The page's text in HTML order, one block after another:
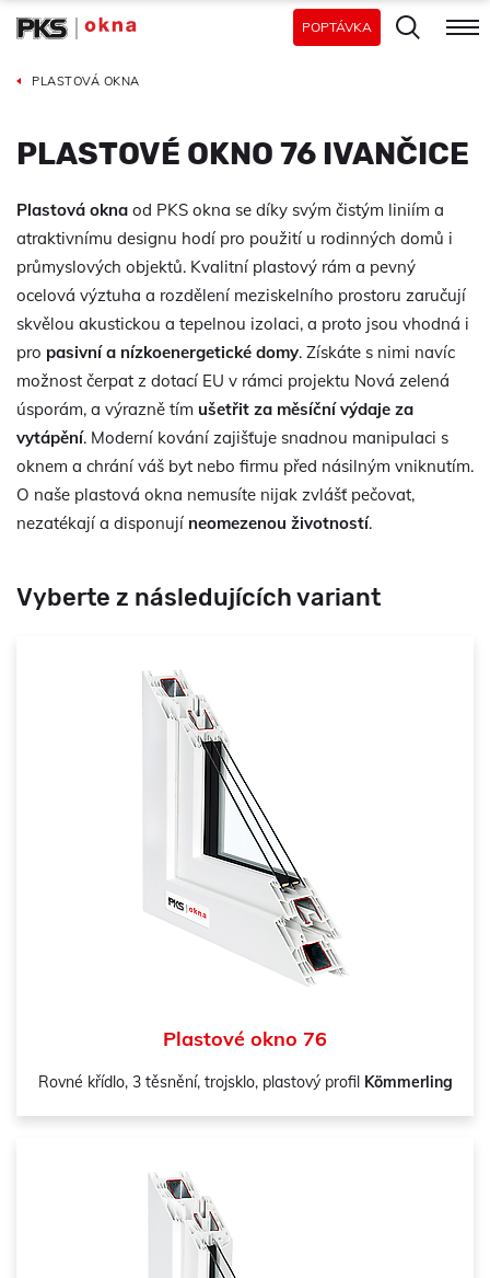
POPTÁVKA
PLASTOVÁ OKNA
PLASTOVÉ OKNO 76 IVANČICE
Plastová okna od PKS okna se díky svým čistým liniím a
atraktivnímu designu hodí pro použití u rodinných domů i
průmyslových objektů. Kvalitní plastový rám a pevný
ocelová výztuha a rozdělení meziskelního prostoru zaručují
skvělou akustickou a tepelnou izolaci, a proto jsou vhodná i
pro pasivní a nízkoenergetické domy. Získáte s nimi navíc
možnost čerpat z dotací EU v rámci projektu Nová zelená
úsporám, a výrazně tím ušetřit za měsíční výdaje za
vytápění. Moderní kování zajišťuje snadnou manipulaci s
oknem a chrání váš byt nebo firmu před násilným vniknutím.
O naše plastová okna nemusíte nijak zvlášť pečovat,
nezatékají a disponují neomezenou životností.
Vyberte z následujících variant
Plastové okno 76
Rovné křídlo, 3 těsnění, trojsklo, plastový profil Kömmerling